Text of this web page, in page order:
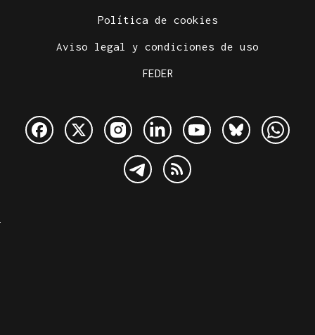
Política de cookies
Aviso legal y condiciones de uso
FEDER